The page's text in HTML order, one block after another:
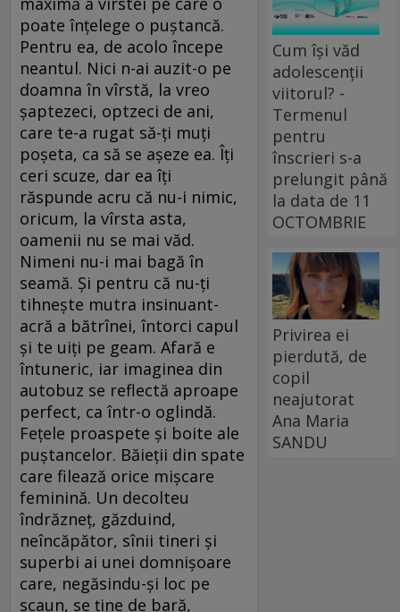
poate înţelege o puştancă.
Pentru ea, de acolo începe
neantul. Nici n-ai auzit-o pe
doamna în vîrstă, la vreo
şaptezeci, optzeci de ani,
care te-a rugat să-ţi muţi
poşeta, ca să se aşeze ea. Îţi
ceri scuze, dar ea îţi
răspunde acru că nu-i nimic,
oricum, la vîrsta asta,
oamenii nu se mai văd.
Nimeni nu-i mai bagă în
seamă. Şi pentru că nu-ţi
tihneşte mutra insinuant-
acră a bătrînei, întorci capul
şi te uiţi pe geam. Afară e
întuneric, iar imaginea din
autobuz se reflectă aproape
perfect, ca într-o oglindă.
Feţele proaspete şi boite ale
puştancelor. Băieţii din spate
care filează orice mişcare
feminină. Un decolteu
îndrăzneţ, găzduind,
neîncăpător, sînii tineri şi
superbi ai unei domnişoare
care, negăsindu-şi loc pe
scaun, se ţine de bară,
Cum își văd
adolescenții
viitorul? -
Termenul
pentru
înscrieri s-a
prelungit până
la data de 11
OCTOMBRIE
Privirea ei
pierdută, de
copil
neajutorat
Ana Maria
SANDU